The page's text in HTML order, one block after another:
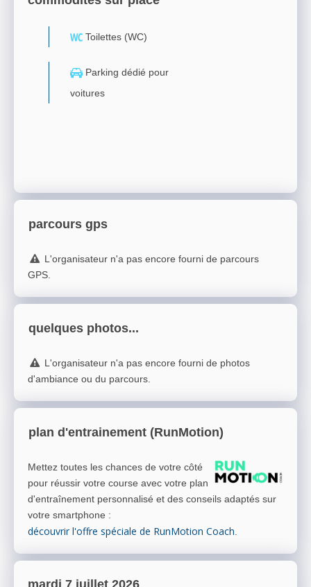
Toilettes (WC)
Parking dédié pour
voitures
parcours gps
L'organisateur n'a pas encore fourni de parcours
GPS.
quelques photos...
L'organisateur n'a pas encore fourni de photos
d'ambiance ou du parcours.
plan d'entrainement (RunMotion)
Mettez toutes les chances de votre côté
pour réussir votre course avec votre plan
d'entraînement personnalisé et des conseils adaptés sur
votre smartphone :
découvrir l'offre spéciale de RunMotion Coach.